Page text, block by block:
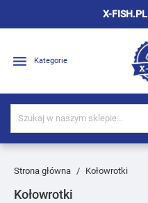
X-FISH.PL
 Kategorie
Strona główna Kołowrotki
Kołowrotki